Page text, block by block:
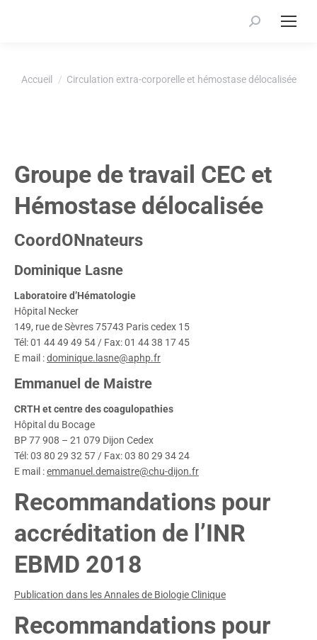
Recherche
Vous êtes ici :
Accueil Circulation extra-corporelle et hémostase délocalisée
Groupe de travail CEC et
Hémostase délocalisée
CoordONnateurs
Dominique Lasne
Laboratoire d’Hématologie
Hôpital Necker
149, rue de Sèvres 75743 Paris cedex 15
Tél: 01 44 49 49 54 / Fax: 01 44 38 17 45
E mail :dominique.lasne@aphp.fr
Emmanuel de Maistre
CRTH et centre des coagulopathies
Hôpital du Bocage
BP 77 908 – 21 079 Dijon Cedex
Tél: 03 80 29 32 57 / Fax: 03 80 29 34 24
E mail :emmanuel.demaistre@chu-dijon.fr
Recommandations pour
accréditation de l’INR
EBMD 2018
Publication dans les Annales de Biologie Clinique
Recommandations pour